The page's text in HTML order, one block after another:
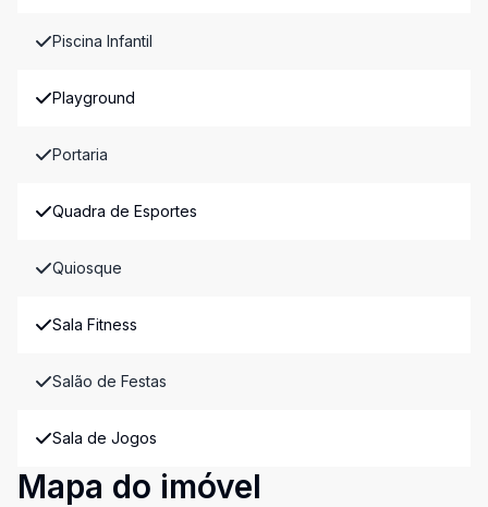
Piscina Infantil
Playground
Portaria
Quadra de Esportes
Quiosque
Sala Fitness
Salão de Festas
Sala de Jogos
Mapa do imóvel